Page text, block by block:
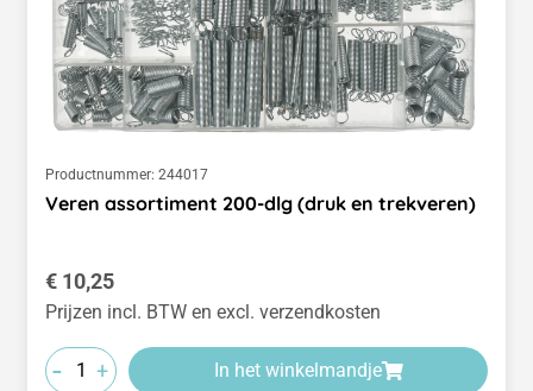
Productnummer: 244017
Veren assortiment 200-dlg (druk en trekveren)
Normale prijs:
€ 10,25
Prijzen incl. BTW en excl. verzendkosten
- + In het winkelmandje